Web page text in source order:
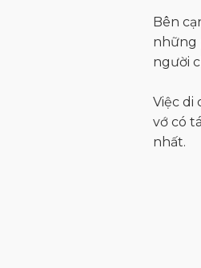
Bên
những
người
Việc di
vớ có
nhất.